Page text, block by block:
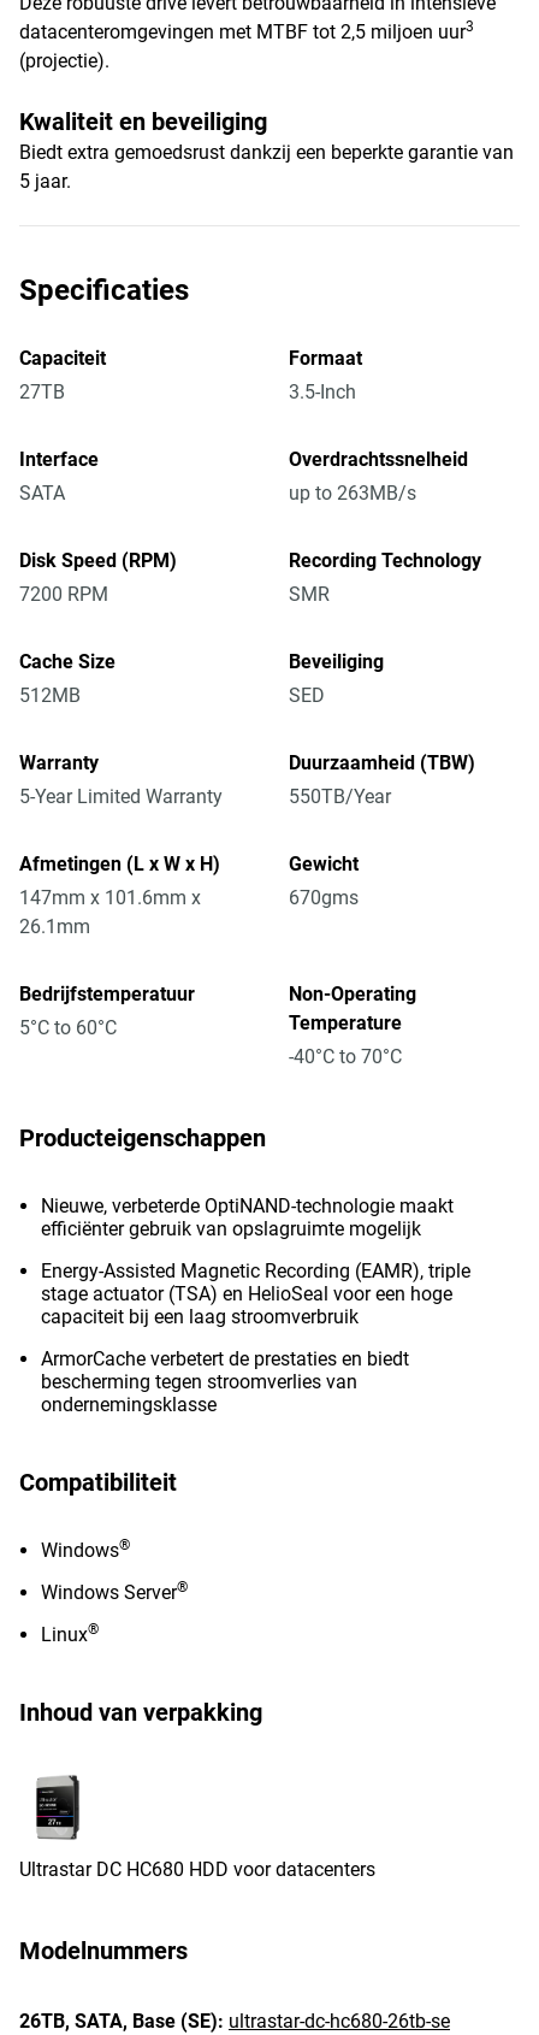
datacenteromgevingen met MTBF tot 2,5 miljoen uur3
(projectie).
Kwaliteit en beveiliging
Biedt extra gemoedsrust dankzij een beperkte garantie van
5 jaar.
Specificaties
Capaciteit
27TB
Formaat
3.5-Inch
Interface
SATA
Overdrachtssnelheid
up to 263MB/s
Disk Speed (RPM)
7200 RPM
Recording Technology
SMR
Cache Size
512MB
Beveiliging
SED
Warranty
5-Year Limited Warranty
Duurzaamheid (TBW)
550TB/Year
Afmetingen (L x W x H)
147mm x 101.6mm x
26.1mm
Gewicht
670gms
Bedrijfstemperatuur
5°C to 60°C
Non-Operating
Temperature
-40°C to 70°C
Producteigenschappen
Nieuwe, verbeterde OptiNAND-technologie maakt
efficiënter gebruik van opslagruimte mogelijk
Energy-Assisted Magnetic Recording (EAMR), triple
stage actuator (TSA) en HelioSeal voor een hoge
capaciteit bij een laag stroomverbruik
ArmorCache verbetert de prestaties en biedt
bescherming tegen stroomverlies van
ondernemingsklasse
Compatibiliteit
Windows®
Windows Server®
Linux®
Inhoud van verpakking
Ultrastar DC HC680 HDD voor datacenters
Modelnummers
26TB, SATA, Base (SE): ultrastar-dc-hc680-26tb-se